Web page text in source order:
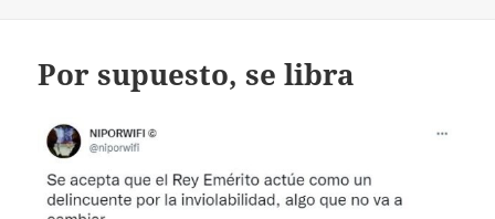
Por supuesto, se libra